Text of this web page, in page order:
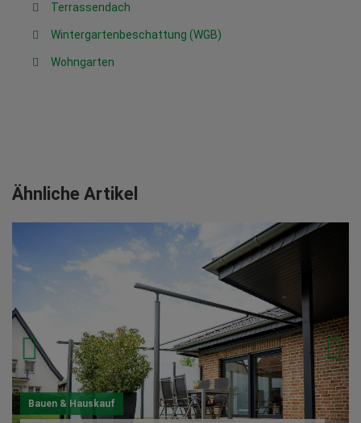
Terrassendach
Wintergartenbeschattung (WGB)
Wohngarten
Ähnliche Artikel
Bauen & Hauskauf